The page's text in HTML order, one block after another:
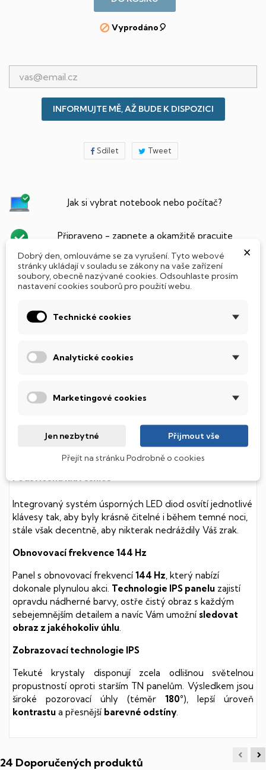
Vyprodáno🎈
INFORMUJTE MĚ, AŽ BUDE K DISPOZICI
Sdílet Tweet
Jak si vybrat notebook nebo počítač?
Připraveno - zapnete a okamžitě pracujte
Přidat Microsoft Office Plus ➡️ 499,-
POPIS
SSD Disk
diskem, který na rozdíl od starších magnetických HDD
(Hard Disk Drive) disků nedisponuje žádnými pohyblivými
k mechanickému poškození. Díky použití elektronické
soustavy je tento disk mnohem
tiššía především nabízí
rychlejšípráci s daty.
Integrovaný systém úsporných LED diod osvítí jednotlivé
klávesy tak, aby byly krásně čitelné i během temné noci,
stále však decentně, aby nikterak nedráždily Váš zrak.
Obnovovací frekvence 144 Hz
Panel s obnovovací frekvencí 144 Hz , který nabízí
dokonale plynulou akci. Technologie IPS panelu zajistí
opravdu nádherné barvy, ostře čistý obraz s každým
sebejemnějším detailem a navíc Vám umožní sledovat
obraz z jakéhokoliv úhlu
Zobrazovací technologie IPS
Tekuté krystaly disponují zcela odlišnou světelnou
propustností oproti starším TN panelům. Výsledkem jsou
široké pozorovací úhly (téměr 180°), lepší úroveň
kontrastu a přesnější barevné odstíny
24 Doporučených produktů
×
Dobrý den, omlouváme se za vyrušení. Tyto webové
stránky ukládají v souladu se zákony na vaše zařízení
soubory, obecně nazývané cookies. Odsouhlaste prosím
nastavení cookies souborů pro použití webu.
Technické cookies
Analytické cookies
Marketingové cookies
Jen nezbytné Přijmout vše
Přejít na stránku Podrobně o cookies